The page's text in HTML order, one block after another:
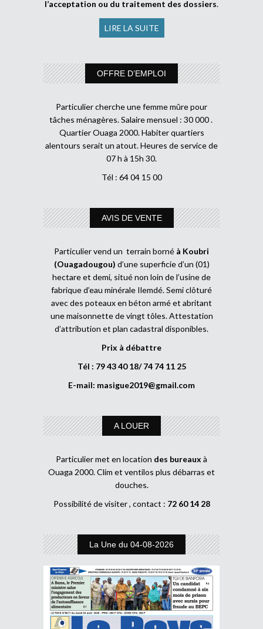
l’acceptation ou du traitement des dossiers.
LIRE LA SUITE
OFFRE D’EMPLOI
Particulier cherche une femme mûre pour
tâches ménagères. Salaire mensuel : 30 000 .
Quartier Ouaga 2000. Habiter quartiers
alentours serait un atout. Heures de service de
07 h à 15h 30.
Tél : 64 04 15 00
AVIS DE VENTE
Particulier vend un terrain borné à Koubri
(Ouagadougou) d’une superficie d’un (01)
hectare et demi, situé non loin de l’usine de
fabrique d’eau minérale Ilemdé. Semi clôturé
avec des poteaux en béton armé et abritant
une maisonnette de vingt tôles. Attestation
d’attribution et plan cadastral disponibles.
Prix à débattre
Tél : 79 43 40 18/ 74 74 11 25
E-mail: masigue2019@gmail.com
A LOUER
Particulier met en location des bureaux à
Ouaga 2000. Clim et ventilos plus débarras et
douches.
Possibilité de visiter , contact : 72 60 14 28
La Une du 04-08-2026